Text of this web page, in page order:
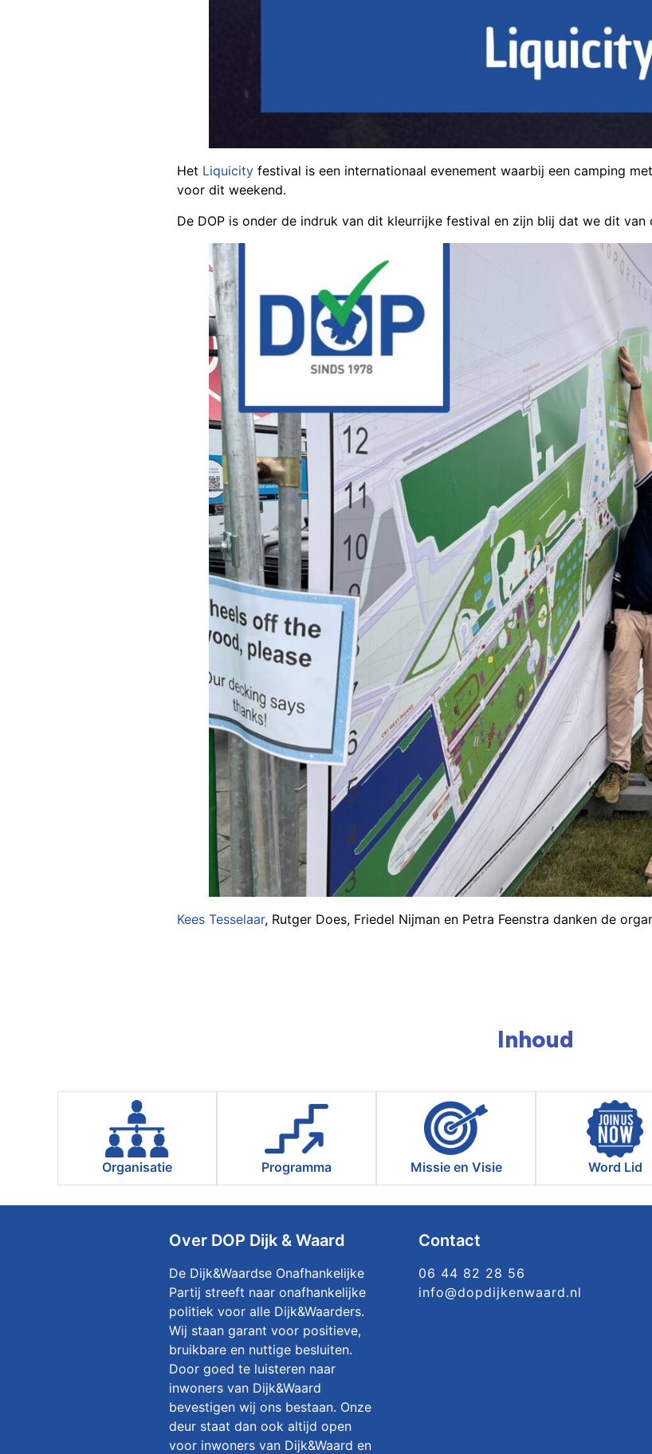
Het Liquicity festival is een internationaal evenement waarbij een camping
voor dit weekend.
De DOP is onder de indruk van dit kleurrijke festival en zijn blij dat we dit van
Kees Tesselaar, Rutger Does, Friedel Nijman en Petra Feenstra danken de
Inhoud
Organisatie Programma Missie en Visie Word Lid
Over DOP Dijk & Waard
De Dijk&Waardse Onafhankelijke
Partij streeft naar onafhankelijke
politiek voor alle Dijk&Waarders.
Wij staan garant voor positieve,
bruikbare en nuttige besluiten.
Door goed te luisteren naar
inwoners van Dijk&Waard
bevestigen wij ons bestaan. Onze
deur staat dan ook altijd open
voor inwoners van Dijk&Waard en
Contact
06 44 82 28 56
info@dopdijkenwaard.nl